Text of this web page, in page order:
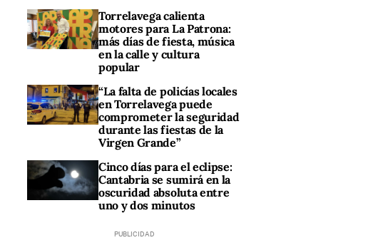
Torrelavega calienta
motores para La Patrona:
más días de fiesta, música
en la calle y cultura
popular
“La falta de policías locales
en Torrelavega puede
comprometer la seguridad
durante las fiestas de la
Virgen Grande”
Cinco días para el eclipse:
Cantabria se sumirá en la
oscuridad absoluta entre
uno y dos minutos